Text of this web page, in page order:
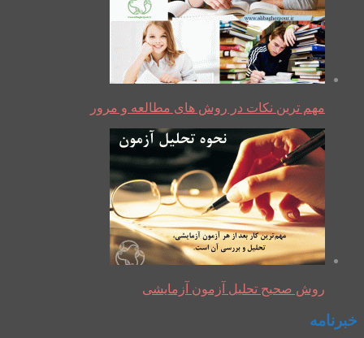
مهم ترین نکات در روش های مطالعه و مرور
روش صحیح تحلیل آزمون آزمایشی
خبرنامه